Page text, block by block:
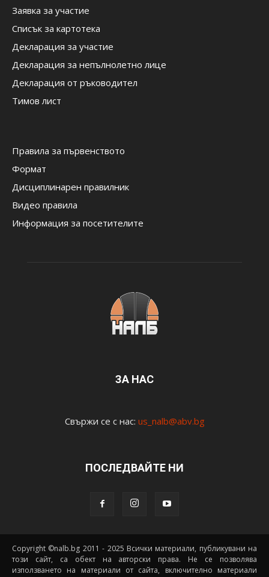
Заявка за участие
Списък за картотека
Декларация за участие
Декларация за непълнолетно лице
Декларация от ръководител
Тимов лист
Правила за първенството
Формат
Дисциплинарен правилник
Видео правила
Информация за посетителите
ЗА НАС
Свържи се с нас: us_nalb@abv.bg
ПОСЛЕДВАЙТЕ НИ
Copyright ©nalb.bg 2011 - 2025 Всички материали, публикувани на
този сайт, са обект на авторски права. Не се позволява
използването на материали от сайта, включително материали